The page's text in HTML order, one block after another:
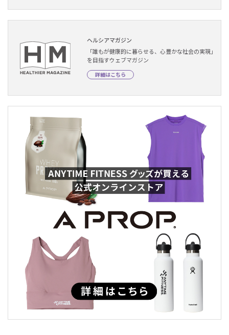
ヘルシアマガジン
「誰もが健康的に暮らせる、心豊かな社会の実現」
を目指すウェブマガジン
詳細はこちら